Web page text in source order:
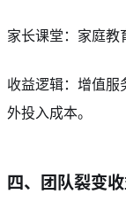
家长课堂：家庭教
收益逻辑：增值服
外投入成本。
四、团队裂变